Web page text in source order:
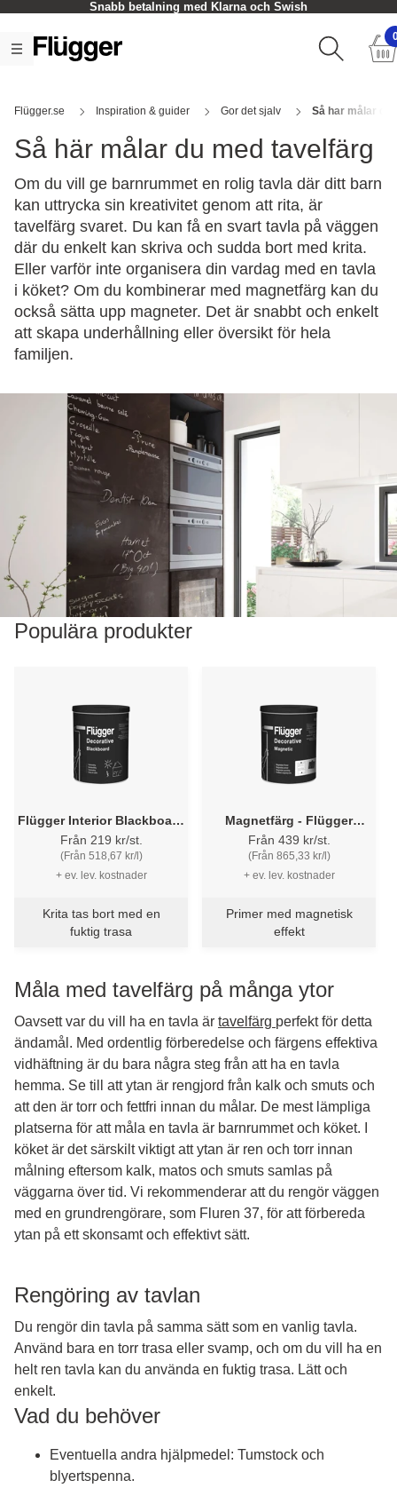
Snabb betalning med Klarna och Swish
Flügger.se Inspiration & guider Gor det sjalv Så har målar du
Så här målar du med tavelfärg
Om du vill ge barnrummet en rolig tavla där ditt barn
kan uttrycka sin kreativitet genom att rita, är
tavelfärg svaret. Du kan få en svart tavla på väggen
där du enkelt kan skriva och sudda bort med krita.
Eller varför inte organisera din vardag med en tavla
i köket? Om du kombinerar med magnetfärg kan du
också sätta upp magneter. Det är snabbt och enkelt
att skapa underhållning eller översikt för hela
familjen.
Populära produkter
Flügger Interior Blackboard
Finish - Griffeltavelfärg
Från 219 kr/st.
(Från 518,67 kr/l)
+ ev. lev. kostnader
Krita tas bort med en
fuktig trasa
Magnetfärg - Flügger
Decorative Magnetic
Från 439 kr/st.
(Från 865,33 kr/l)
+ ev. lev. kostnader
Primer med magnetisk
effekt
Måla med tavelfärg på många ytor
Oavsett var du vill ha en tavla är tavelfärg perfekt för detta
ändamål. Med ordentlig förberedelse och färgens effektiva
vidhäftning är du bara några steg från att ha en tavla
hemma. Se till att ytan är rengjord från kalk och smuts och
att den är torr och fettfri innan du målar. De mest lämpliga
platserna för att måla en tavla är barnrummet och köket. I
köket är det särskilt viktigt att ytan är ren och torr innan
målning eftersom kalk, matos och smuts samlas på
väggarna över tid. Vi rekommenderar att du rengör väggen
med en grundrengörare, som Fluren 37, för att förbereda
ytan på ett skonsamt och effektivt sätt.
Rengöring av tavlan
Du rengör din tavla på samma sätt som en vanlig tavla.
Använd bara en torr trasa eller svamp, och om du vill ha en
helt ren tavla kan du använda en fuktig trasa. Lätt och
enkelt.
Vad du behöver
Eventuella andra hjälpmedel: Tumstock och
blyertspenna.